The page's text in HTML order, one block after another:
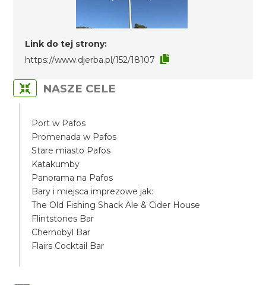
Link do tej strony:
https://www.djerba.pl/152/18107
NASZE CELE
Port w Pafos
Promenada w Pafos
Stare miasto Pafos
Katakumby
Panorama na Pafos
Bary i miejsca imprezowe jak:
The Old Fishing Shack Ale & Cider House
Flintstones Bar
Chernobyl Bar
Flairs Cocktail Bar